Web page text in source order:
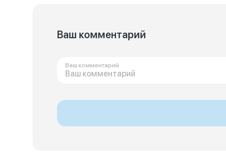
Ваш комментарий
Ваш комментарий